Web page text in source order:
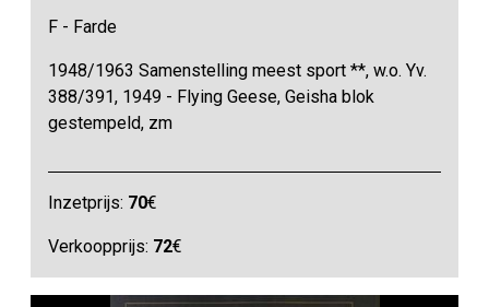
F - Farde
1948/1963 Samenstelling meest sport **, w.o. Yv.
388/391, 1949 - Flying Geese, Geisha blok
gestempeld, zm
Inzetprijs: 70€
Verkoopprijs: 72€